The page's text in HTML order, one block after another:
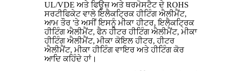
UL/VDE ਅਤੇ ਫਿਊਜ਼ ਅਤੇ ਥਰਮੋਸਟੈਟ ਦੇ ROHS
ਸਰਟੀਫਿਕੇਟ ਵਾਲੇ ਇਲੈਕਟ੍ਰਿਕ ਹੀਟਿੰਗ ਐਲੀਮੈਂਟ,
ਆਮ ਤੌਰ 'ਤੇ ਅਸੀਂ ਇਸਨੂੰ ਮੀਕਾ ਹੀਟਰ, ਇਲੈਕਟ੍ਰਿਕ
ਹੀਟਿੰਗ ਐਲੀਮੈਂਟ, ਫੈਨ ਹੀਟਰ ਹੀਟਿੰਗ ਐਲੀਮੈਂਟ, ਮੀਕਾ
ਹੀਟਿੰਗ ਐਲੀਮੈਂਟ, ਮੀਕਾ ਕੋਇਲ ਹੀਟਰ, ਹੀਟਰ
ਐਲੀਮੈਂਟ, ਮੀਕਾ ਹੀਟਿੰਗ ਵਾਇਰ ਅਤੇ ਹੀਟਿੰਗ ਕੋਰ
ਆਦਿ ਕਹਿੰਦੇ ਹਾਂ।